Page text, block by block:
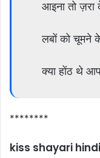
आइना तो ज़रा
लबों को चूमने
क्या होंठ थे
********
kiss shayari hindi